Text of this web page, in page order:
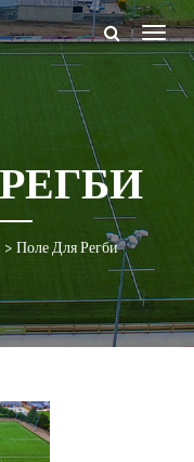
> Поле Для Регби